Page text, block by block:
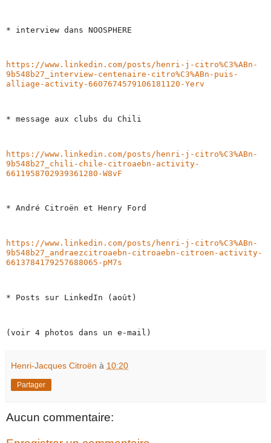
* interview dans NOOSPHERE
https://www.linkedin.com/posts/henri-j-citro%C3%ABn-
9b548b27_interview-centenaire-citro%C3%ABn-puis-
alliage-activity-6607674579106181120-Yerv
* message aux clubs du Chili
https://www.linkedin.com/posts/henri-j-citro%C3%ABn-
9b548b27_chili-chile-citroaebn-activity-
6611958702939361280-W8vF
* André Citroën et Henry Ford
https://www.linkedin.com/posts/henri-j-citro%C3%ABn-
9b548b27_andraezcitroaebn-citroaebn-citroen-activity-
6613784179257688065-pM7s
* Posts sur LinkedIn (août)
(voir 4 photos dans un e-mail)
Henri-Jacques Citroën à 10:20
Partager
Aucun commentaire: